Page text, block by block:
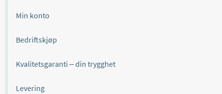
Min konto
Bedriftskjøp
Kvalitetsgaranti – din trygghet
Levering